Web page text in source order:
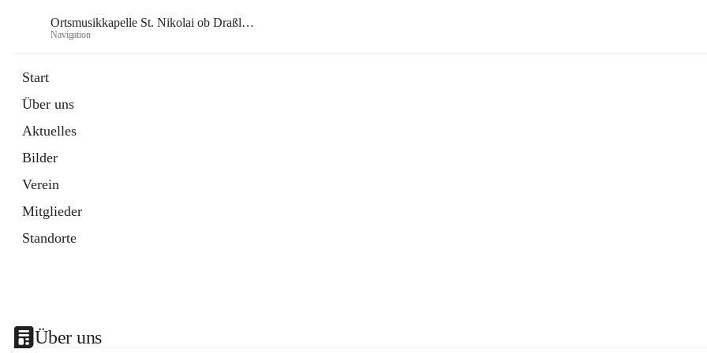
Ortsmusikkapelle St. Nikolai ob Draßling
Navigation
Start
Über uns
Aktuelles
Bilder
Verein
Mitglieder
Standorte
Über uns